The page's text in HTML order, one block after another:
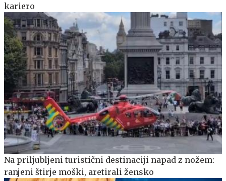
kariero
Na priljubljeni turistični destinaciji napad z nožem:
ranjeni štirje moški, aretirali žensko